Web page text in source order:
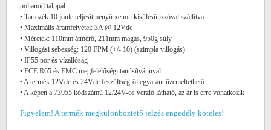
poliamid talppal
• Tartozék 10 joule teljesítményű xenon kisülésű izzóval szállítva
• Maximális áramfelvétel: 3A @ 12Vdc
• Méretek: 110mm átmérő, 211mm magas, 950g súly
• Villogási sebesség: 120 FPM (+/- 10) (szimpla villogás)
• IP55 por és vízállóság
• ECE R65 és EMC megfelelőségi tanúsítvánnyal
• A termék 12Vdc és 24Vdc feszültségről egyaránt üzemeltethető
• A képen a 73955 kódszámú 12/24V-os verzió látható, az ár is erre vonatkozik
Figyelem! A termék megkülönböztető jelzés engedély köteles!